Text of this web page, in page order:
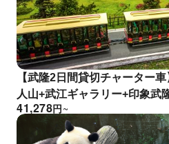
【武隆2日間貸切チャーター
人山+武江ギャラリー+印象武
円
41,278 ~